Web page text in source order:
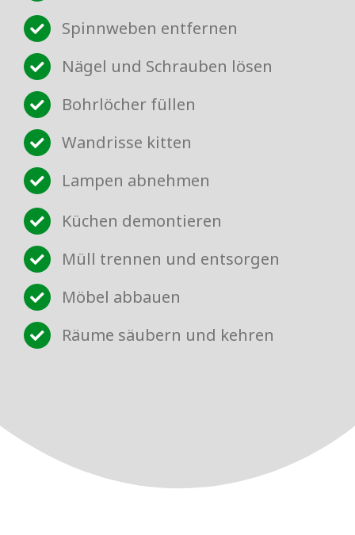
Spinnweben entfernen
Nägel und Schrauben lösen
Bohrlöcher füllen
Wandrisse kitten
Lampen abnehmen
Küchen demontieren
Müll trennen und entsorgen
Möbel abbauen
Räume säubern und kehren